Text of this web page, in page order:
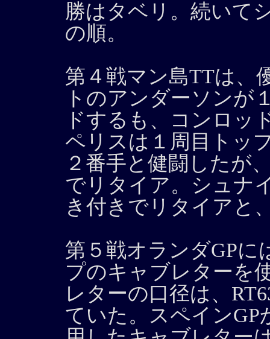
勝はタベリ。続いて
の順。
第４戦マン島TTは、
トのアンダーソンが
ドするも、コンロッ
ペリスは１周目トッ
２番手と健闘したが
でリタイア。シュナ
き付きでリタイアと
第５戦オランダGPに
プのキャブレターを
レターの口径は、
ていた。スペイン